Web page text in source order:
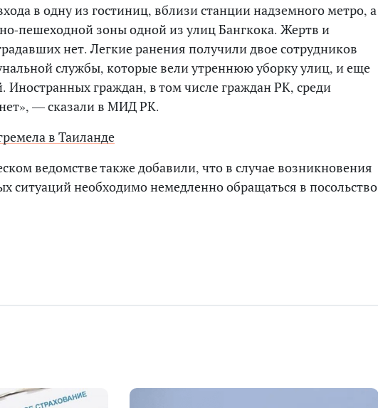
в одну из гостиниц, вблизи станции надземного метро, а
пешеходной зоны одной из улиц Бангкока. Жертв и
нет. Легкие ранения получили двое сотрудников
службы, которые вели утреннюю уборку улиц, и еще
Иностранных граждан, в том числе граждан РК, среди
— сказали в МИД РК.
в Таиланде
ведомстве также добавили, что в случае возникновения
ситуаций необходимо немедленно обращаться в посольство